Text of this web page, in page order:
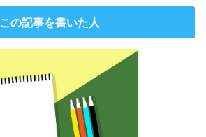
この記事を書いた人